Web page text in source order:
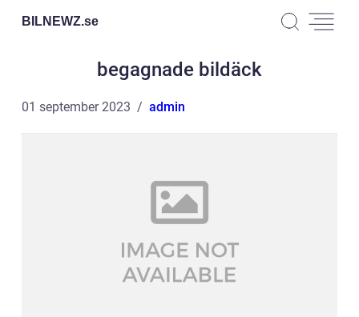
BILNEWZ.se
begagnade bildäck
01 september 2023 admin